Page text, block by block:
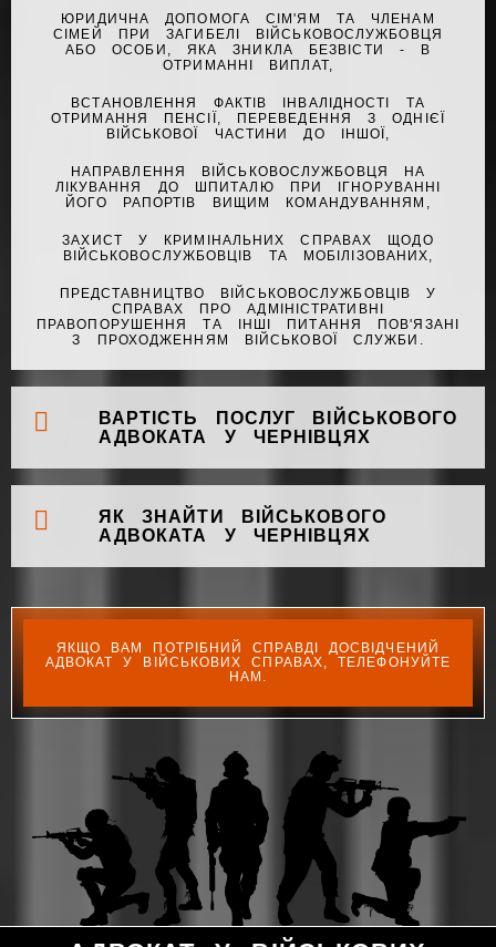
ЮРИДИЧНА ДОПОМОГА СІМ'ЯМ ТА ЧЛЕНАМ
СІМЕЙ ПРИ ЗАГИБЕЛІ ВІЙСЬКОВОСЛУЖБОВЦЯ
АБО ОСОБИ, ЯКА ЗНИКЛА БЕЗВІСТИ - В
ОТРИМАННІ ВИПЛАТ,
ВСТАНОВЛЕННЯ ФАКТІВ ІНВАЛІДНОСТІ ТА
ОТРИМАННЯ ПЕНСІЇ, ПЕРЕВЕДЕННЯ З ОДНІЄЇ
ВІЙСЬКОВОЇ ЧАСТИНИ ДО ІНШОЇ,
НАПРАВЛЕННЯ ВІЙСЬКОВОСЛУЖБОВЦЯ НА
ЛІКУВАННЯ ДО ШПИТАЛЮ ПРИ ІГНОРУВАННІ
ЙОГО РАПОРТІВ ВИЩИМ КОМАНДУВАННЯМ,
ЗАХИСТ У КРИМІНАЛЬНИХ СПРАВАХ ЩОДО
ВІЙСЬКОВОСЛУЖБОВЦІВ ТА МОБІЛІЗОВАНИХ,
ПРЕДСТАВНИЦТВО ВІЙСЬКОВОСЛУЖБОВЦІВ У
СПРАВАХ ПРО АДМІНІСТРАТИВНІ
ПРАВОПОРУШЕННЯ ТА ІНШІ ПИТАННЯ ПОВ'ЯЗАНІ
З ПРОХОДЖЕННЯМ ВІЙСЬКОВОЇ СЛУЖБИ.
ВАРТІСТЬ ПОСЛУГ ВІЙСЬКОВОГО
АДВОКАТА У ЧЕРНІВЦЯХ
ЯК ЗНАЙТИ ВІЙСЬКОВОГО
АДВОКАТА У ЧЕРНІВЦЯХ
ЯКЩО ВАМ ПОТРІБНИЙ СПРАВДІ ДОСВІДЧЕНИЙ
АДВОКАТ У ВІЙСЬКОВИХ СПРАВАХ, ТЕЛЕФОНУЙТЕ
НАМ.